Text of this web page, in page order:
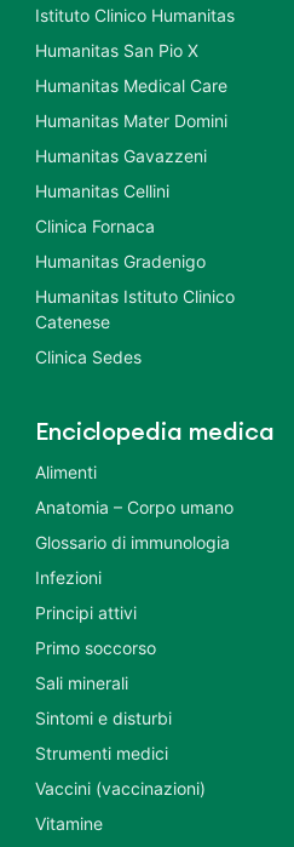
Istituto Clinico Humanitas
Humanitas San Pio X
Humanitas Medical Care
Humanitas Mater Domini
Humanitas Gavazzeni
Humanitas Cellini
Clinica Fornaca
Humanitas Gradenigo
Humanitas Istituto Clinico
Catenese
Clinica Sedes
Enciclopedia medica
Alimenti
Anatomia – Corpo umano
Glossario di immunologia
Infezioni
Principi attivi
Primo soccorso
Sali minerali
Sintomi e disturbi
Strumenti medici
Vaccini (vaccinazioni)
Vitamine